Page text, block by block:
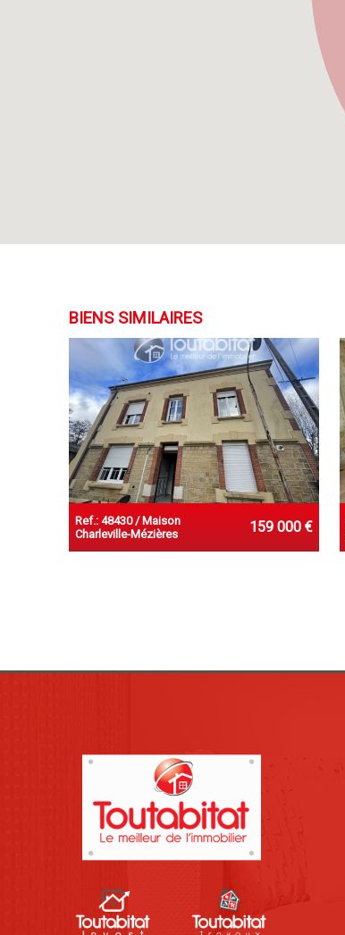
BIENS SIMILAIRES
Ref.: 48430 / Maison
Charleville-Mézières
159 000 €